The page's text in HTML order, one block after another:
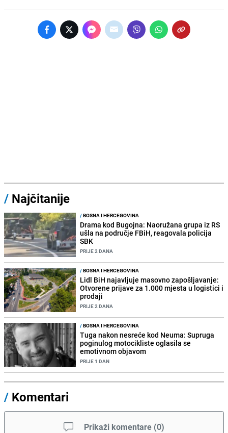
/ Najčitanije
/BOSNA I HERCEGOVINA
Drama kod Bugojna: Naoružana grupa iz RS
ušla na područje FBiH, reagovala policija
SBK
PRIJE 2 DANA
/BOSNA I HERCEGOVINA
Lidl BiH najavljuje masovno zapošljavanje:
Otvorene prijave za 1.000 mjesta u logistici i
prodaji
PRIJE 2 DANA
/BOSNA I HERCEGOVINA
Tuga nakon nesreće kod Neuma: Supruga
poginulog motocikliste oglasila se
emotivnom objavom
PRIJE 1 DAN
/ Komentari
Prikaži komentare (0)